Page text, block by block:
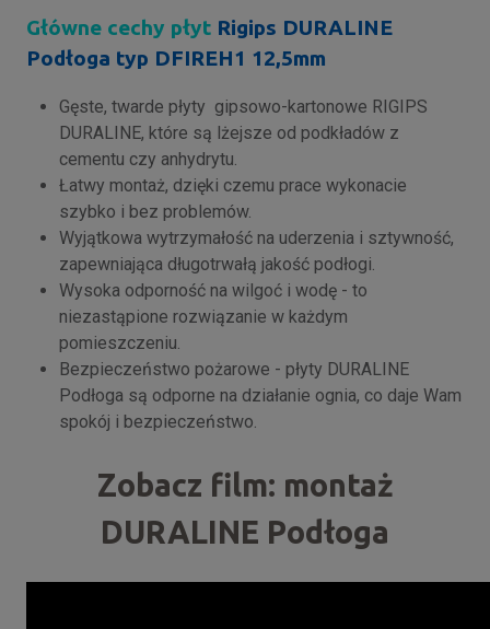
Główne cechy płyt Rigips DURALINE
Podłoga typ DFIREH1 12,5mm
Gęste, twarde płyty gipsowo-kartonowe RIGIPS
DURALINE, które są lżejsze od podkładów z
cementu czy anhydrytu.
Łatwy montaż, dzięki czemu prace wykonacie
szybko i bez problemów.
Wyjątkowa wytrzymałość na uderzenia i sztywność,
zapewniająca długotrwałą jakość podłogi.
Wysoka odporność na wilgoć i wodę - to
niezastąpione rozwiązanie w każdym
pomieszczeniu.
Bezpieczeństwo pożarowe - płyty DURALINE
Podłoga są odporne na działanie ognia, co daje Wam
spokój i bezpieczeństwo.
Zobacz film: montaż
DURALINE Podłoga